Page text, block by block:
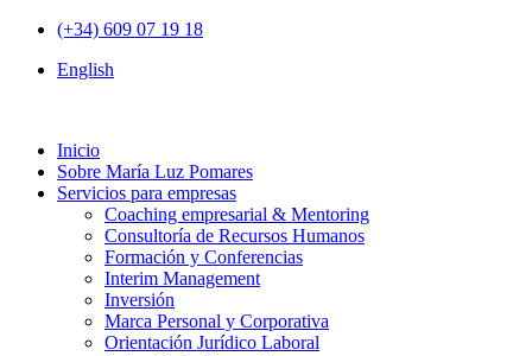
(+34) 609 07 19 18
English
Inicio
Sobre María Luz Pomares
Servicios para empresas
Coaching empresarial & Mentoring
Consultoría de Recursos Humanos
Formación y Conferencias
Interim Management
Inversión
Marca Personal y Corporativa
Orientación Jurídico Laboral